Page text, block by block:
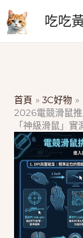
至
主
吃吃
首頁
3C好物
2026電競滑鼠
「神級滑鼠」